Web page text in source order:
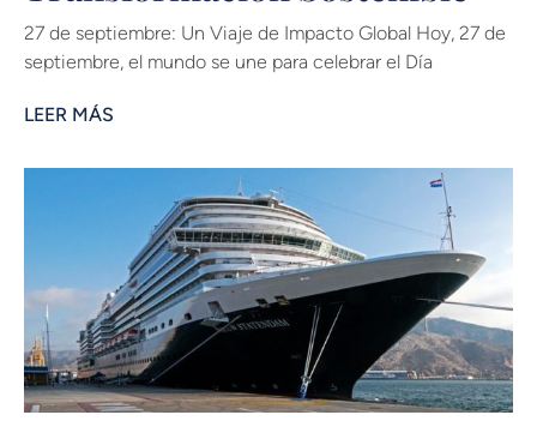
27 de septiembre: Un Viaje de Impacto Global Hoy, 27 de
septiembre, el mundo se une para celebrar el Día
LEER MÁS